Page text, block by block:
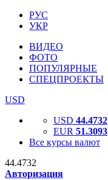
РУС
УКР
ВИДЕО
ФОТО
ПОПУЛЯРНЫЕ
СПЕЦПРОЕКТЫ
USD
USD 44.4732
EUR 51.3093
Все курсы валют
44.4732
Авторизация